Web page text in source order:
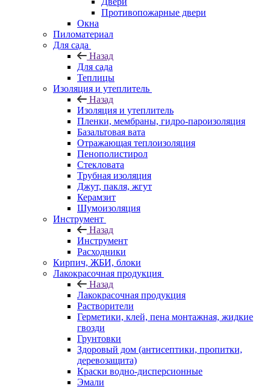
Противопожарные двери
Окна
Пиломатериал
Для сада
Назад
Для сада
Теплицы
Изоляция и утеплитель
Назад
Изоляция и утеплитель
Пленки, мембраны, гидро-пароизоляция
Базальтовая вата
Отражающая теплоизоляция
Пенополистирол
Стекловата
Трубная изоляция
Джут, пакля, жгут
Керамзит
Шумоизоляция
Инструмент
Назад
Инструмент
Расходники
Кирпич, ЖБИ, блоки
Лакокрасочная продукция
Назад
Лакокрасочная продукция
Растворители
Герметики, клей, пена монтажная, жидкие
гвозди
Грунтовки
Здоровый дом (антисептики, пропитки,
деревозащита)
Краски водно-дисперсионные
Эмали